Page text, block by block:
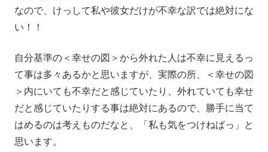
なので、けっして私や彼女だけが不幸な訳では絶対にな
い！！
自分基準の＜幸せの図＞から外れた人は不幸に見えるっ
て事は多々あるかと思いますが、実際の所、＜幸せの図
＞内にいても不幸だと感じていたり、外れていても幸せ
だと感じていたりする事は絶対にあるので、勝手に当て
はめるのは考えものだなと、「私も気をつけねばっ」と
思います。